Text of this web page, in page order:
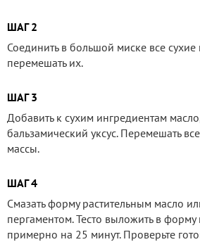
ШАГ 2
Соединить в большой миске все
перемешать их.
ШАГ 3
Добавить к сухим ингредиентам
бальзамический уксус. Перемешать
массы.
ШАГ 4
Смазать форму растительным масло
пергаментом. Тесто выложить в форму
примерно на 25 минут. Проверьте